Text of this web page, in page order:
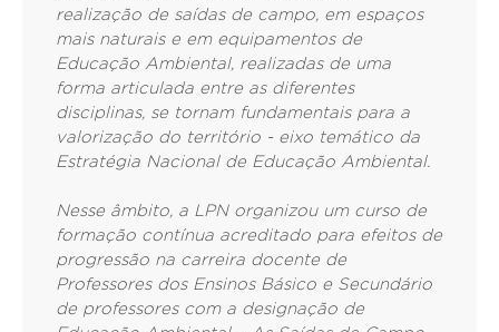
realização de saídas de campo, em espaços
mais naturais e em equipamentos de
Educação Ambiental, realizadas de uma
forma articulada entre as diferentes
disciplinas, se tornam fundamentais para a
valorização do território - eixo temático da
Estratégia Nacional de Educação Ambiental.
Nesse âmbito, a LPN organizou um curso de
formação contínua acreditado para efeitos de
progressão na carreira docente de
Professores dos Ensinos Básico e Secundário
de professores com a designação de